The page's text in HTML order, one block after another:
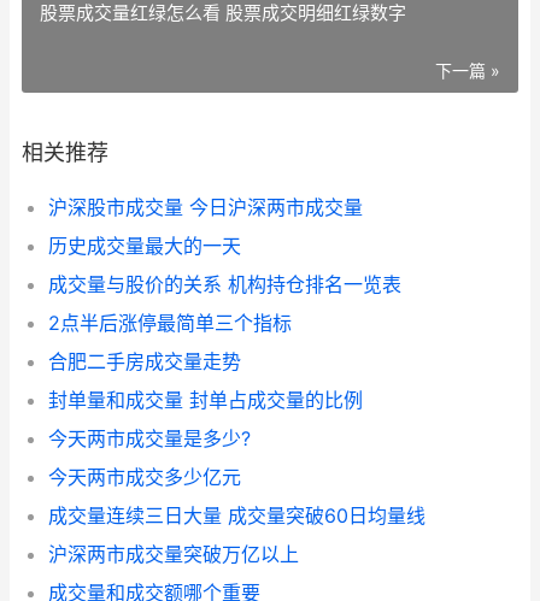
股票成交量红绿怎么看 股票成交明细红绿数字
下一篇 »
相关推荐
沪深股市成交量 今日沪深两市成交量
历史成交量最大的一天
成交量与股价的关系 机构持仓排名一览表
2点半后涨停最简单三个指标
合肥二手房成交量走势
封单量和成交量 封单占成交量的比例
今天两市成交量是多少?
今天两市成交多少亿元
成交量连续三日大量 成交量突破60日均量线
沪深两市成交量突破万亿以上
成交量和成交额哪个重要